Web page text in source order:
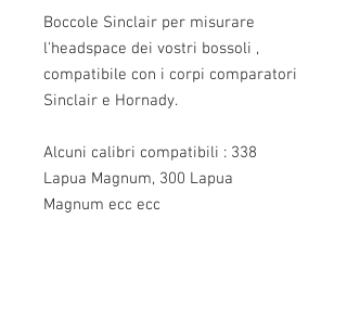
Boccole Sinclair per misurare
l'headspace dei vostri bossoli ,
compatibile con i corpi comparatori
Sinclair e Hornady.
Alcuni calibri compatibili : 338
Lapua Magnum, 300 Lapua
Magnum ecc ecc